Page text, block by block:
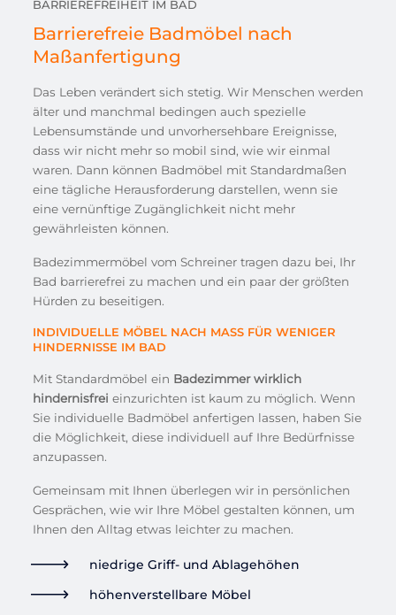
BARRIEREFREIHEIT IM BAD
Barrierefreie Badmöbel nach
Maßanfertigung
Das Leben verändert sich stetig. Wir Menschen werden
älter und manchmal bedingen auch spezielle
Lebensumstände und unvorhersehbare Ereignisse,
dass wir nicht mehr so mobil sind, wie wir einmal
waren. Dann können Badmöbel mit Standardmaßen
eine tägliche Herausforderung darstellen, wenn sie
eine vernünftige Zugänglichkeit nicht mehr
gewährleisten können.
Badezimmermöbel vom Schreiner tragen dazu bei, Ihr
Bad barrierefrei zu machen und ein paar der größten
Hürden zu beseitigen.
INDIVIDUELLE MÖBEL NACH MASS FÜR WENIGER H
INDERNISSE IM BAD
Mit Standardmöbel ein Badezimmer wirklich
hindernisfrei einzurichten ist kaum zu möglich. Wenn
Sie individuelle Badmöbel anfertigen lassen, haben Sie
die Möglichkeit, diese individuell auf Ihre Bedürfnisse
anzupassen.
Gemeinsam mit Ihnen überlegen wir in persönlichen
Gesprächen, wie wir Ihre Möbel gestalten können, um
Ihnen den Alltag etwas leichter zu machen.
niedrige Griff- und Ablagehöhen
höhenverstellbare Möbel